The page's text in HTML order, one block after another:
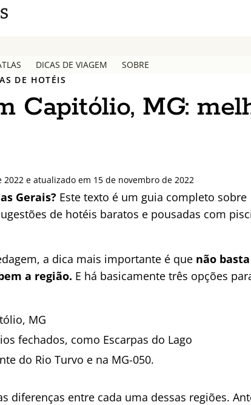
DICAS DE VIAGEM SOBRE
DE HOTÉIS
Capitólio, MG:
e atualizado em 15 de novembro de 2022
Gerais? Este texto é um guia completo sobre
de hotéis baratos e pousadas com
a dica mais importante é que não
a região. E há basicamente três opções
MG
fechados, como Escarpas do Lago
do Rio Turvo e na MG-050.
diferenças entre cada uma dessas regiões.